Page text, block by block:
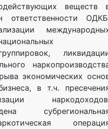
веществ
ответственности
экономических
в т.ч.